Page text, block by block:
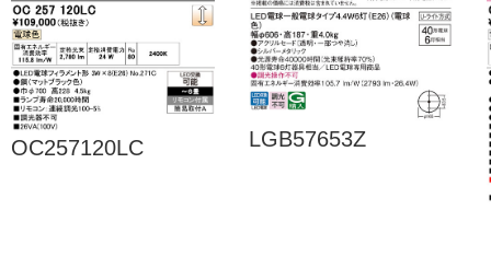
OC257120LC LGB57653Z